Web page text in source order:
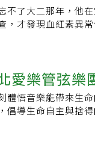
不了大二那年，他
，才發現血紅素異
迫插上呼吸器，在
愛樂管弦樂
體悟音樂能帶來生
倡導生命自主與捨